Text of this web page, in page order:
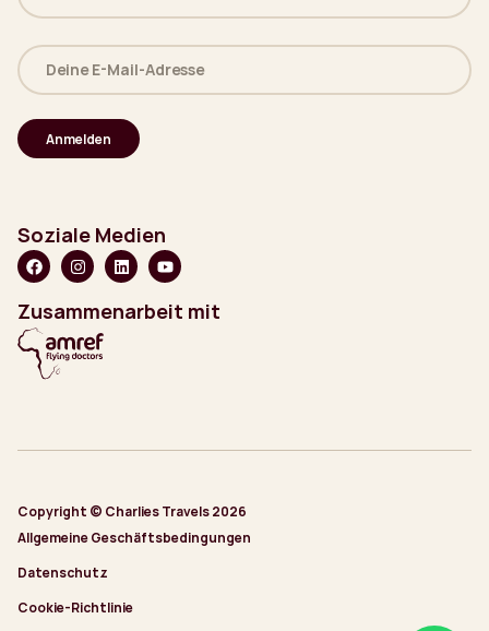
(erforderlich)
Deine
E-
Mail-
(erforderlich)
Soziale Medien
Zusammenarbeit mit
Copyright © Charlies Travels 2026
Allgemeine Geschäftsbedingungen
Datenschutz
Cookie-Richtlinie